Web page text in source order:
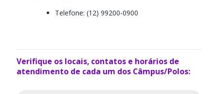
Telefone: (12) 99200-0900
Verifique os locais, contatos e horários de
atendimento de cada um dos Câmpus/Polos: